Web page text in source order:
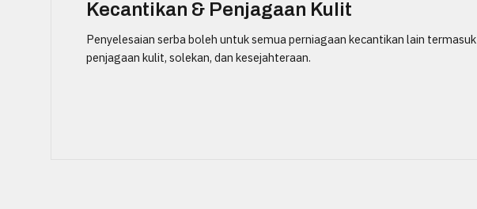
Kecantikan & Penjagaan Kulit
Penyelesaian serba boleh untuk semua perniagaan kecantikan lain termasuk
penjagaan kulit, solekan, dan kesejahteraan.